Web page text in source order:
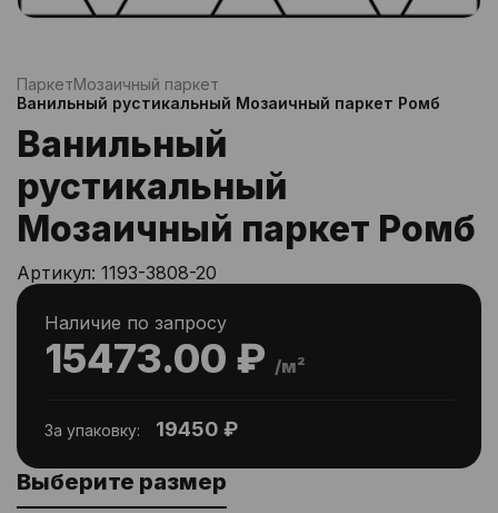
ПаркетМозаичный паркет
Ванильный рустикальный Мозаичный паркет Ромб
Ванильный
рустикальный
Мозаичный паркет Ромб
Артикул: 1193-3808-20
15473.00 ₽ /м²
Наличие по запросу
За упаковку: 19450 ₽
Выберите размер